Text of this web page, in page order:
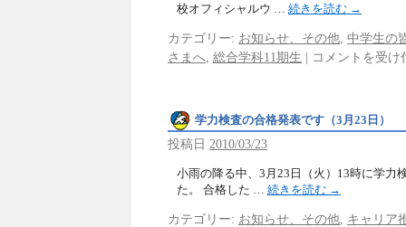
校オフィシャルウ … 続きを読む →
カテゴリー: お知らせ、その他 中学生の
さまへ 総合学科11期生 | コメントを受け
学力検査の合格発表です（3月23日）
投稿日 2010/03/23
小雨の降る中、3月23日（火）13時に学力
た。 合格した … 続きを読む →
カテゴリー: お知らせ、その他 キャリア